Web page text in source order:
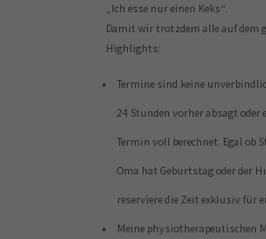
„Ich esse nur einen Keks“.
Damit wir trotzdem alle auf dem
Highlights:
Termine sind keine
24 Stunden vorher absagt
Termin voll berechnet. Egal ob
Oma hat Geburtstag oder der
reserviere die Zeit exklusiv für
Meine physiotherapeutischen